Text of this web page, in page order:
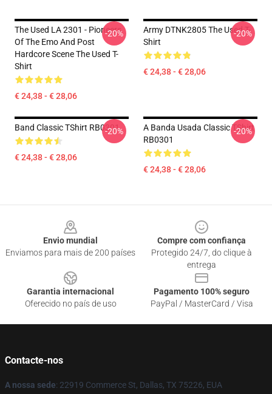
The Used LA 2301 - Pioneers
Of The Emo And Post
Hardcore Scene The Used T-
Shirt
€ 24,38 - € 28,06
-20%
Army DTNK2805 The Used T-
Shirt
€ 24,38 - € 28,06
-20%
Band Classic TShirt RB0301
€ 24,38 - € 28,06
-20%
A Banda Usada Classic TShirt
RB0301
€ 24,38 - € 28,06
-20%
Envio mundial
Enviamos para mais de 200 países
Compre com confiança
Protegido 24/7, do clique à
entrega
Garantia internacional
Oferecido no país de uso
Pagamento 100% seguro
PayPal / MasterCard / Visa
Contacte-nos
A nossa sede: 22919 Commerce St, Dallas, TX 75226, EUA